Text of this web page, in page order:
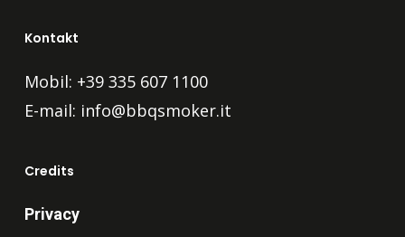
Kontakt
Mobil: +39 335 607 1100
E-mail: info@bbqsmoker.it
Credits
Privacy